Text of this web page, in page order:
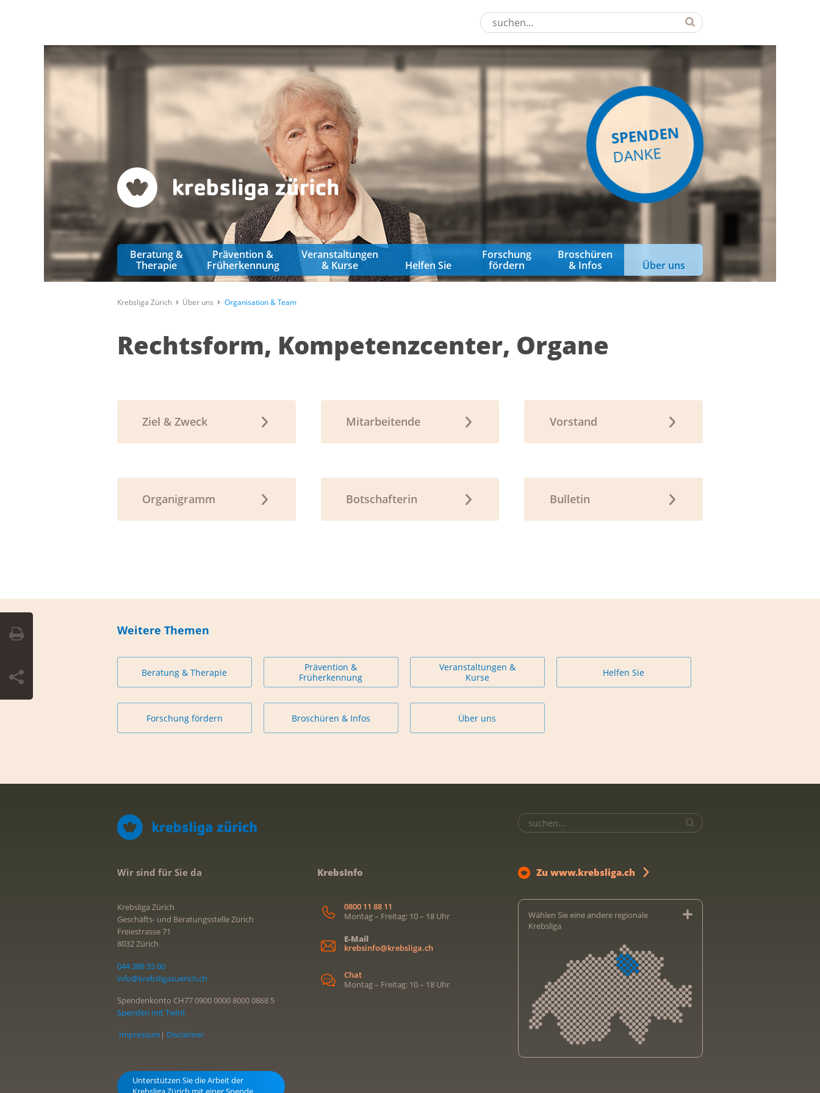
SPENDEN
DANKE
Beratung &
Therapie
Prävention &
Früherkennung
Veranstaltungen
& Kurse
Helfen Sie
Forschung
fördern
Broschüren
& Infos
Über uns
Krebsliga Zürich Über uns Organisation & Team
Rechtsform, Kompetenzcenter, Organe
Ziel & Zweck Mitarbeitende Vorstand
Organigramm Botschafterin Bulletin
Weitere Themen
Beratung & Therapie
Prävention &
Früherkennung
Veranstaltungen &
Kurse
Helfen Sie
Forschung fördern Broschüren & Infos Über uns
Wir sind für Sie da
Krebsliga Zürich
Geschäfts- und Beratungsstelle Zürich
Freiestrasse 71
8032 Zürich
044 388 55 00
info@krebsligazuerich.ch
Spendenkonto CH77 0900 0000 8000 0868 5
Spenden mit Twint
Impressum | Disclaimer
Unterstützen Sie die Arbeit der
KrebsInfo
0800 11 88 11
Montag – Freitag: 10 – 18 Uhr
E-Mail
krebsinfo@krebsliga.ch
Chat
Montag – Freitag: 10 – 18 Uhr
Zu www.krebsliga.ch
Wählen Sie eine andere regionale
Krebsliga